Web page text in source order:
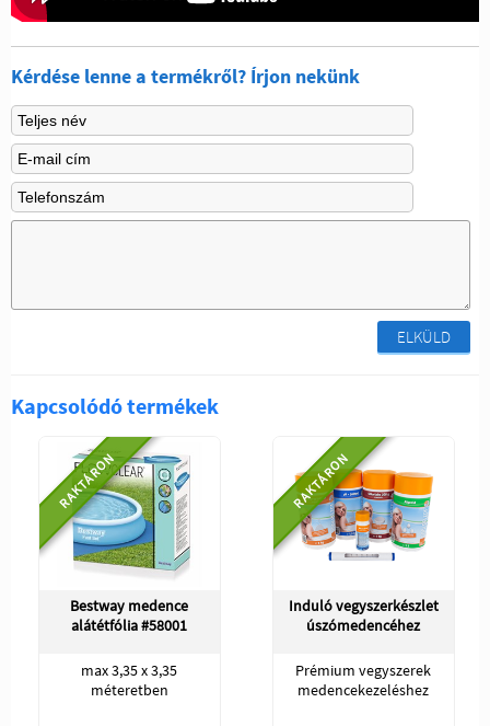
Kérdése lenne a termékről? Írjon nekünk
ELKÜLD
Kapcsolódó termékek
RAKTÁRON
Bestway medence
alátétfólia #58001
max 3,35 x 3,35
méteretben
RAKTÁRON
Induló vegyszerkészlet
úszómedencéhez
Prémium vegyszerek
medencekezeléshez